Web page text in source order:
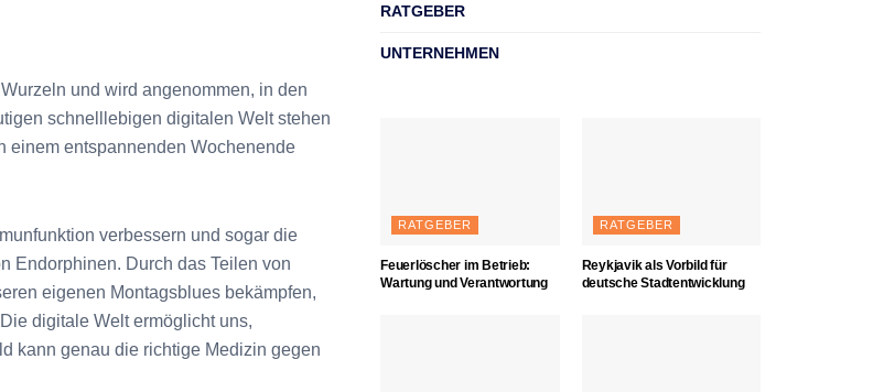
und wird angenommen, in den
schnelllebigen digitalen Welt stehen
einem entspannenden Wochenende
verbessern und sogar die
Endorphinen. Durch das Teilen von
eigenen Montagsblues bekämpfen,
digitale Welt ermöglicht uns,
kann genau die richtige Medizin gegen
RATGEBER
UNTERNEHMEN
RATGEBER
Feuerlöscher im Betrieb:
Wartung und Verantwortung
RATGEBER
Reykjavik als Vorbild für
deutsche Stadtentwicklung